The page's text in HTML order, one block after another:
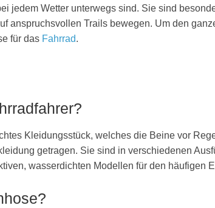
jedem Wetter unterwegs sind. Sie sind
anspruchsvollen Trails bewegen. Um den
für das Fahrrad.
Kleidungsstück, welches die Beine vor
getragen. Sie sind in verschiedenen
wasserdichten Modellen für den häufigen